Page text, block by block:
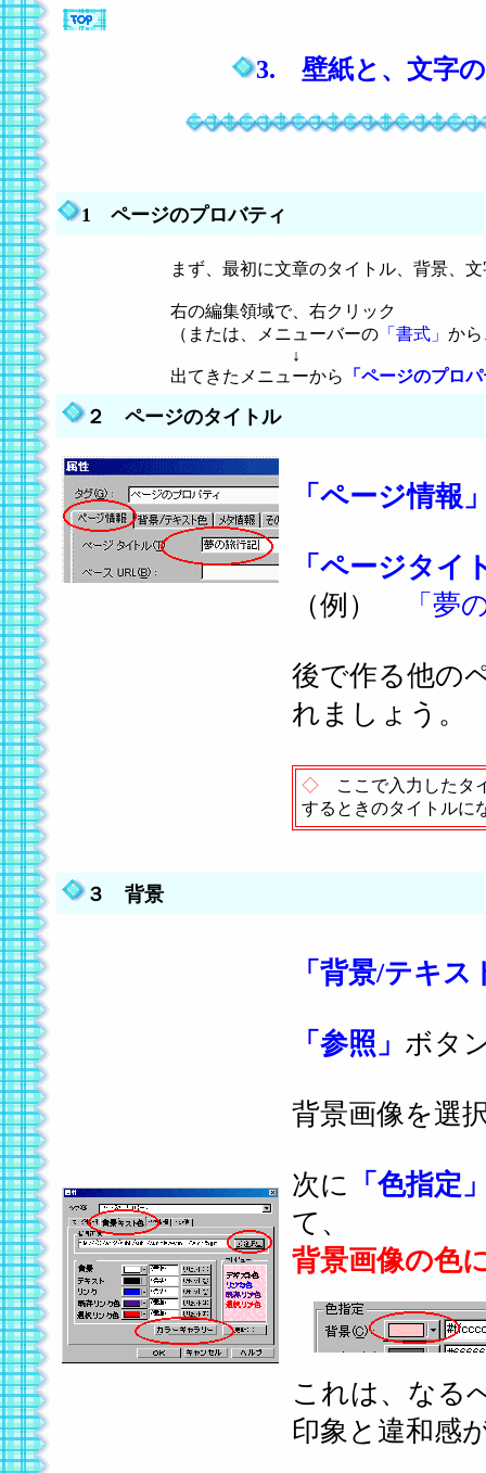
3. 壁紙と、文字
1 ページのプロバティ
まず、最初に文章のタイトル、背景、
右の編集領域で、右クリック
（または、メニューバーの 「書式」 か
↓
出てきたメニューから
「ページのプロ
２ ページのタイトル
「ページ情報
「ページタイ
（例）
「夢
後で作る他の
れましょう。
◇ ここで入力したタ
するときのタイトルに
３ 背景
「背景/テキス
「参照」 ボタ
背景画像を選
次に
「色指定
て、
背景画像の色
これは、なる
印象と違和感